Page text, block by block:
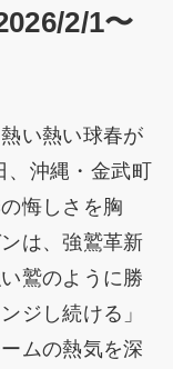
2/1〜
い熱い球春が
、沖縄・金武町
悔しさを胸
は、強鷲革新
鷲のように勝
ジし続ける」
ムの熱気を深